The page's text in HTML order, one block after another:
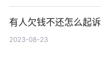
有人欠钱不还怎么起诉
2023-08-23